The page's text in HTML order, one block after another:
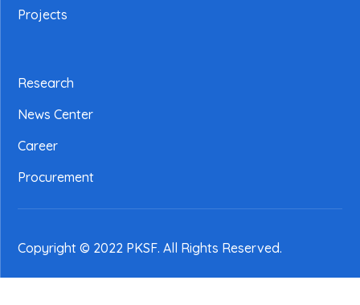
Projects
Research
News Center
Career
Procurement
Copyright © 2022 PKSF. All Rights Reserved.